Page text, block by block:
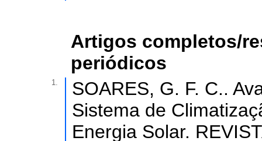
Artigos completos/
periódicos
1.
SOARES, G. F. C..
Sistema de
Energia Solar.